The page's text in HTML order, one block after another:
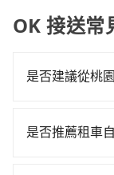
OK 接送常
是否建議從桃
麻煩！從最早
是否推薦租車